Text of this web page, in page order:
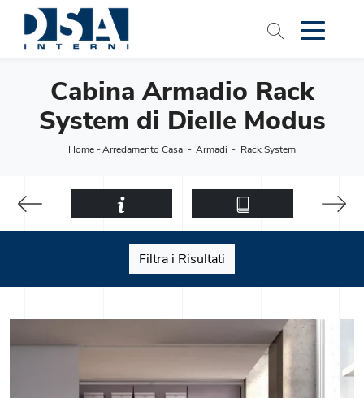
Cabina Armadio Rack
System di Dielle Modus
Home-Arredamento Casa - Armadi - Rack System
Filtra i Risultati